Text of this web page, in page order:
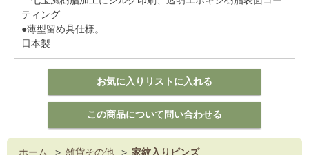
ティング
●薄型留め具仕様。
日本製
ホーム > 雑貨その他 > 家紋入りピンズ